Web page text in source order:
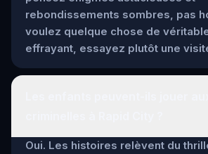
rebondissements sombres, pas
voulez quelque chose de
effrayant, essayez plutôt une
Oui. Les histoires relèvent du